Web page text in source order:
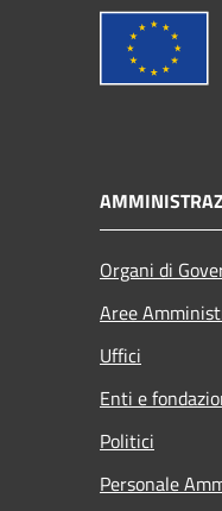
Organi di
Aree
Uffici
Enti e
Politici
Personale